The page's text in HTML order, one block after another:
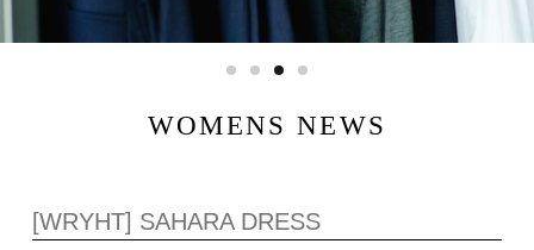
WOMENS NEWS
[WRYHT] SAHARA DRESS